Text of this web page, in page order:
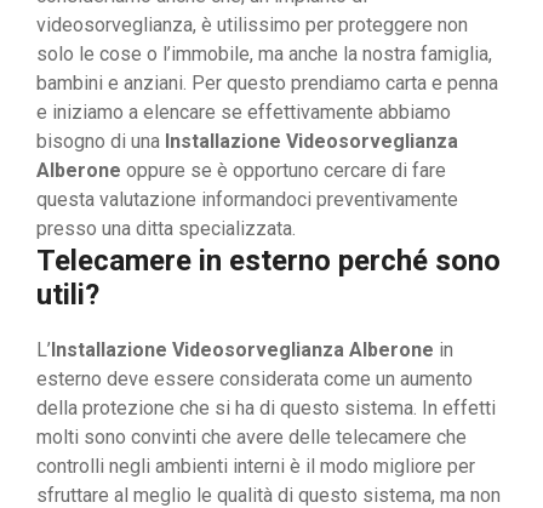
videosorveglianza, è utilissimo per proteggere non
solo le cose o l’immobile, ma anche la nostra famiglia,
bambini e anziani. Per questo prendiamo carta e penna
e iniziamo a elencare se effettivamente abbiamo
bisogno di una Installazione Videosorveglianza
Alberone oppure se è opportuno cercare di fare
questa valutazione informandoci preventivamente
presso una ditta specializzata.
Telecamere in esterno perché sono
utili?
L’Installazione Videosorveglianza Alberone in
esterno deve essere considerata come un aumento
della protezione che si ha di questo sistema. In effetti
molti sono convinti che avere delle telecamere che
controlli negli ambienti interni è il modo migliore per
sfruttare al meglio le qualità di questo sistema, ma non